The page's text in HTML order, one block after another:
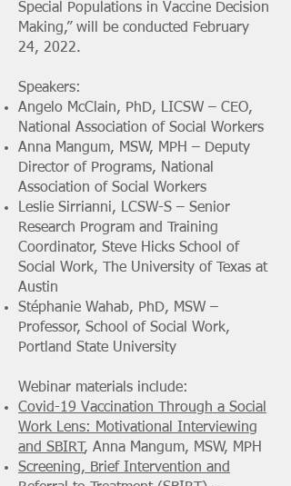
Special Populations in Vaccine Decision
Making,” will be conducted February
24, 2022.
Speakers:
Angelo McClain, PhD, LICSW – CEO,
National Association of Social Workers
Anna Mangum, MSW, MPH – Deputy
Director of Programs, National
Association of Social Workers
Leslie Sirrianni, LCSW-S – Senior
Research Program and Training
Coordinator, Steve Hicks School of
Social Work, The University of Texas at
Austin
Stéphanie Wahab, PhD, MSW –
Professor, School of Social Work,
Portland State University
Webinar materials include:
Covid-19 Vaccination Through a Social
Work Lens: Motivational Interviewing
and SBIRT , Anna Mangum, MSW, MPH
Screening, Brief Intervention and